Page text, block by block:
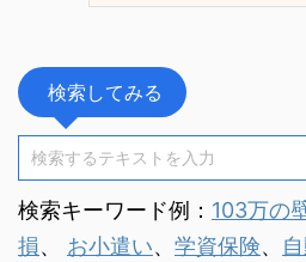
検索してみる
検索キーワード例： 103万の
損、 お小遣い、 学資保険、